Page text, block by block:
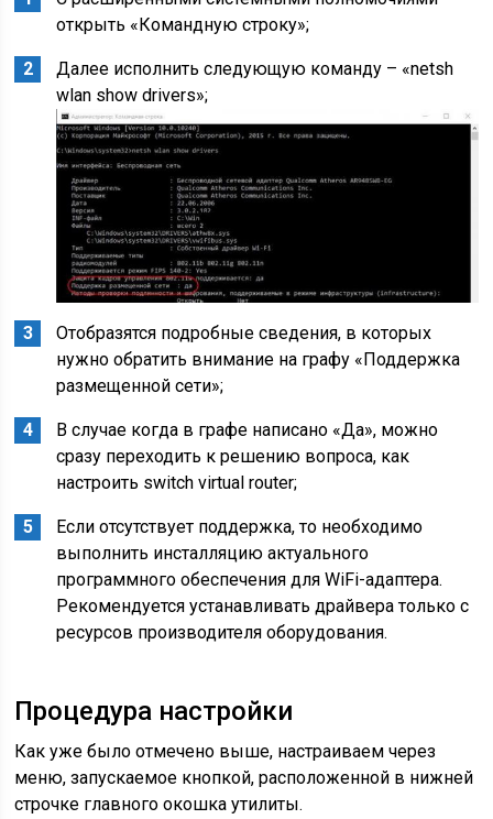
открыть «Командную строку»;
Далее исполнить следующую команду – «netsh
wlan show drivers»;
Отобразятся подробные сведения, в которых
нужно обратить внимание на графу «Поддержка
размещенной сети»;
В случае когда в графе написано «Да», можно
сразу переходить к решению вопроса, как
настроить switch virtual router;
Если отсутствует поддержка, то необходимо
выполнить инсталляцию актуального
программного обеспечения для WiFi-адаптера.
Рекомендуется устанавливать драйвера только с
ресурсов производителя оборудования.
Процедура настройки
Как уже было отмечено выше, настраиваем через
меню, запускаемое кнопкой, расположенной в нижней
строчке главного окошка утилиты.